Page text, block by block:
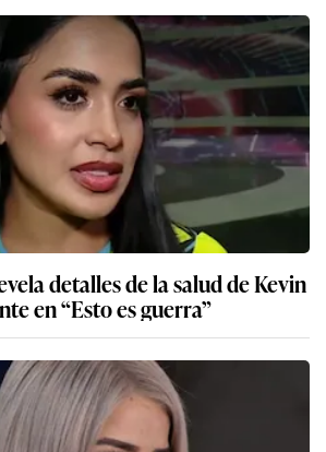
detalles de la salud de Kevin
en “Esto es guerra”